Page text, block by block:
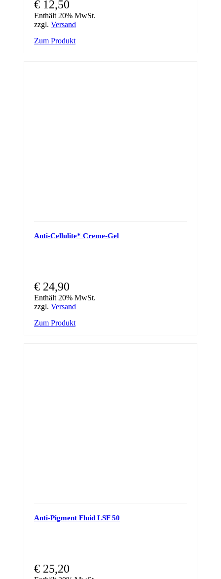
€ 12,50
Enthält 20% MwSt.
zzgl. Versand
Zum Produkt
Anti-Cellulite* Creme-Gel
€ 24,90
Enthält 20% MwSt.
zzgl. Versand
Zum Produkt
Anti-Pigment Fluid LSF 50
€ 25,20